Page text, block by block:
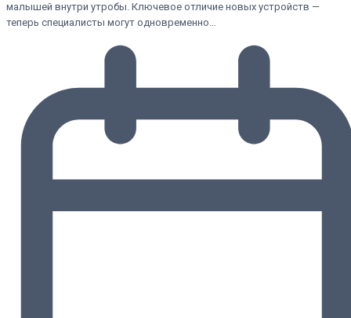
малышей внутри утробы. Ключевое отличие новых устройств —
теперь специалисты могут одновременно…